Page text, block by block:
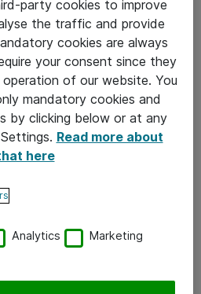
myös kotitalouksien
enemmän huomiota.
työnantajat
tietoturvaa myös
rajoittuu vain
Mistä huomaamme,
juttelee ihan jonnekin
palomuurin paikka. Onhan
liittyvä
eri maihin? Minua
party cookies to improve
the traffic and provide
cookies are always
your consent since they
of our website. You
mandatory cookies and
by clicking below or at any
Read more about
here
Analytics Marketing